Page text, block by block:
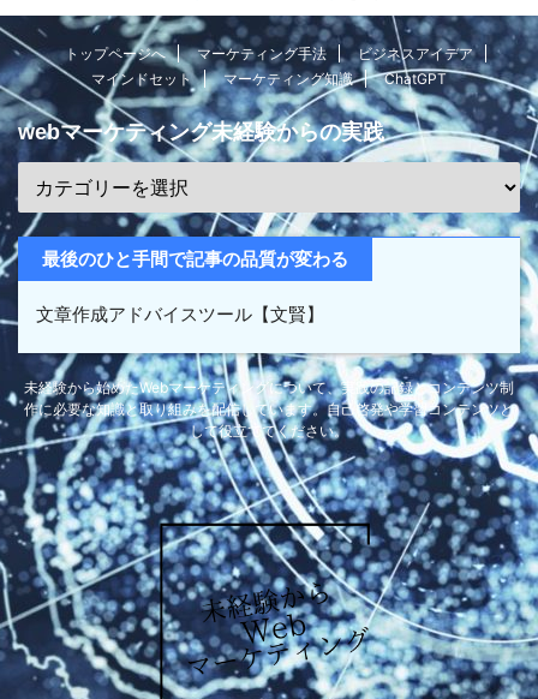
トップページへ マーケティング手法
ビジネスアイデア
マインドセット
マーケティング知識 ChatGPT
webマーケティング未経験からの実践
最後のひと手間で記事の品質が変わる
文章作成アドバイスツール【文賢】
未経験から始めたWebマーケティングについて、実践の記録とコンテンツ制
作に必要な知識と取り組みを配信しています。自己啓発や学習コンテンツと
して役立ててください。